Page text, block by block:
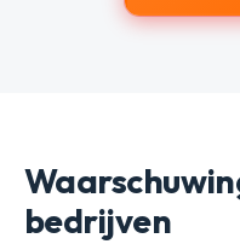
bedrijven